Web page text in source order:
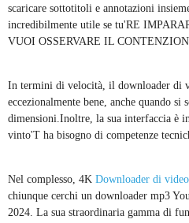
scaricare sottotitoli e annotazioni
incredibilmente utile se tu'RE
VUOI OSSERVARE IL
In termini di velocità, il downloader di
eccezionalmente bene, anche quando
dimensioni.Inoltre, la sua interfaccia è
vinto'T ha bisogno di competenze
Nel complesso, 4K Downloader di video
chiunque cerchi un downloader mp3
2024. La sua straordinaria gamma di